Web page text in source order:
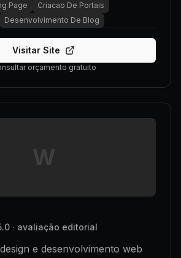
Page
Criacao De Portais
Desenvolvimento De Blog
Visitar Site
orçamento gratuito
W
· avaliação editorial
e desenvolvimento web